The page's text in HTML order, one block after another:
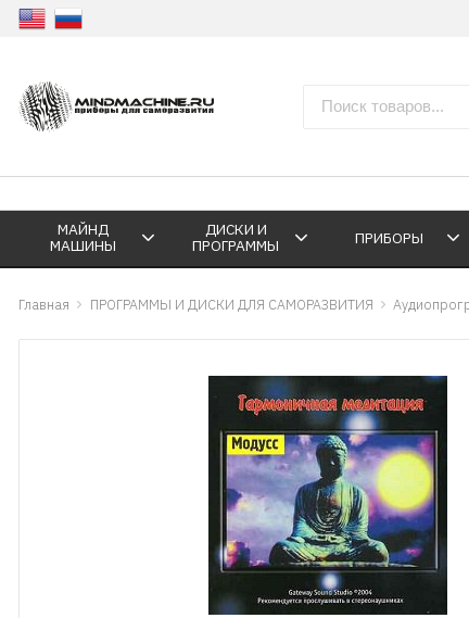
МАЙНД
МАШИНЫ
ДИСКИ И
ПРОГРАММЫ
ПРИБОРЫ
Главная ПРОГРАММЫ И ДИСКИ ДЛЯ САМОРАЗВИТИЯ